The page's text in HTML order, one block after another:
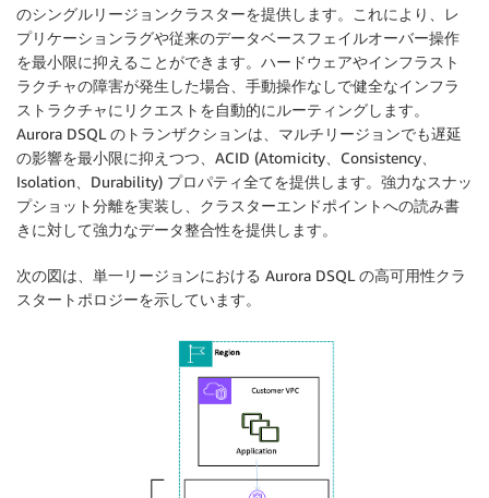
のシングルリージョンクラスターを提供します。これにより、レ
プリケーションラグや従来のデータベースフェイルオーバー操作
を最小限に抑えることができます。ハードウェアやインフラスト
ラクチャの障害が発生した場合、手動操作なしで健全なインフラ
ストラクチャにリクエストを自動的にルーティングします。
Aurora DSQL のトランザクションは、マルチリージョンでも遅延
の影響を最小限に抑えつつ、ACID (Atomicity、Consistency、
Isolation、Durability) プロパティ全てを提供します。強力なスナッ
プショット分離を実装し、クラスターエンドポイントへの読み書
きに対して強力なデータ整合性を提供します。
次の図は、単一リージョンにおける Aurora DSQL の高可用性クラ
スタートポロジーを示しています。